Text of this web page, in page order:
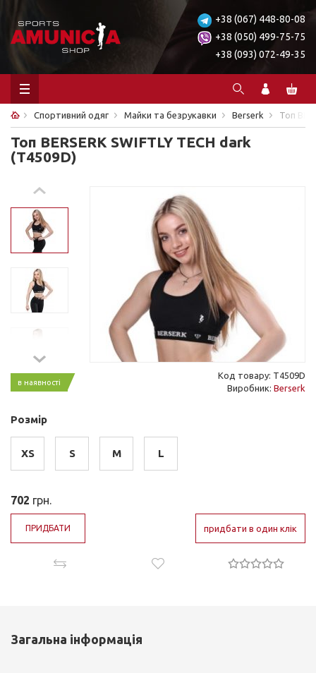
+38 (067) 448-80-08
+38 (050) 499-75-75
+38 (093) 072-49-35
Спортивний одяг Майки та безрукавки Berserk Топ
Топ BERSERK SWIFTLY TECH dark
(T4509D)
в наявності
Код товару: T4509D
Виробник: Berserk
Розмір
XS S M L
702 грн.
ПРИДБАТИ придбати в один клік
Загальна інформація